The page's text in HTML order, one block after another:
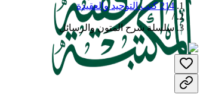
214 كتب التوحيد والعقيدة
/
سلسلة شرح المتون والرسائل